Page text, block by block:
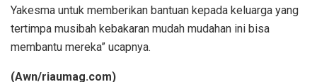
Yakesma untuk memberikan bantuan kepada keluarga yang
tertimpa musibah kebakaran mudah mudahan ini bisa
membantu mereka” ucapnya.
(Awn/riaumag.com)